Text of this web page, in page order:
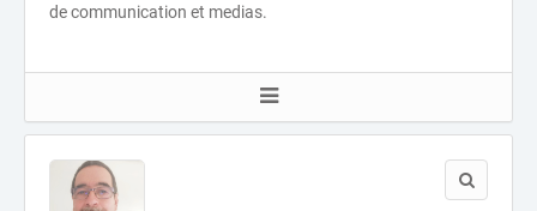
de communication et medias.